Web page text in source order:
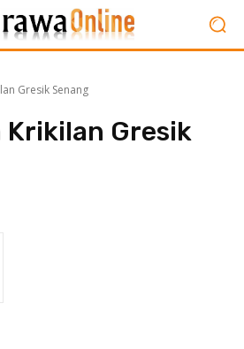
Gresik Senang
Krikilan Gresik